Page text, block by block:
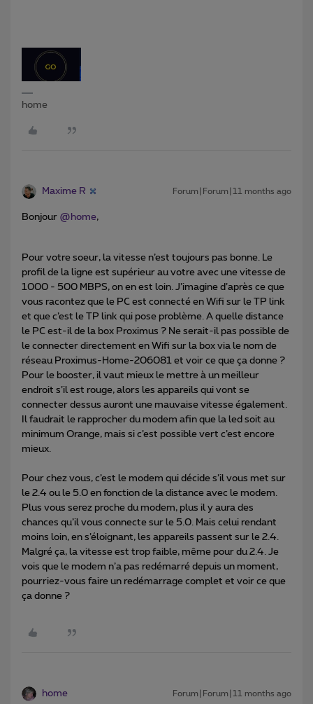
home
Maxime R Forum|Forum|11 months ago
Bonjour ​ @home,
Pour votre soeur, la vitesse n’est toujours pas bonne. Le
profil de la ligne est supérieur au votre avec une vitesse de
1000 - 500 MBPS, on en est loin. J’imagine d’après ce que
vous racontez que le PC est connecté en Wifi sur le TP link
et que c’est le TP link qui pose problème. A quelle distance
le PC est-il de la box Proximus ? Ne serait-il pas possible de
le connecter directement en Wifi sur la box via le nom de
réseau Proximus-Home-206081 et voir ce que ça donne ?
Pour le booster, il vaut mieux le mettre à un meilleur
endroit s’il est rouge, alors les appareils qui vont se
connecter dessus auront une mauvaise vitesse également.
Il faudrait le rapprocher du modem afin que la led soit au
minimum Orange, mais si c’est possible vert c’est encore
mieux.
Pour chez vous, c’est le modem qui décide s’il vous met sur
le 2.4 ou le 5.0 en fonction de la distance avec le modem.
Plus vous serez proche du modem, plus il y aura des
chances qu’il vous connecte sur le 5.0. Mais celui rendant
moins loin, en s’éloignant, les appareils passent sur le 2.4.
Malgré ça, la vitesse est trop faible, même pour du 2.4. Je
vois que le modem n’a pas redémarré depuis un moment,
pourriez-vous faire un redémarrage complet et voir ce que
ça donne ?
home Forum|Forum|11 months ago